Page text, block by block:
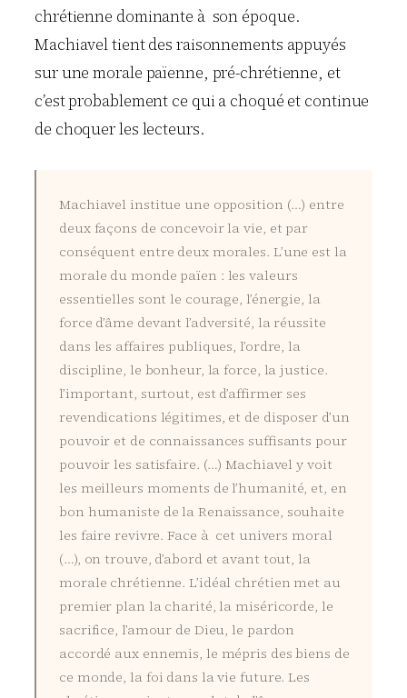
chrétienne dominante à son époque.
Machiavel tient des raisonnements appuyés
sur une morale païenne, pré-chrétienne, et
c’est probablement ce qui a choqué et continue
de choquer les lecteurs.
Machiavel institue une opposition (…) entre
deux façons de concevoir la vie, et par
conséquent entre deux morales. L’une est la
morale du monde païen : les valeurs
essentielles sont le courage, l’énergie, la
force d’âme devant l’adversité, la réussite
dans les affaires publiques, l’ordre, la
discipline, le bonheur, la force, la justice.
l’important, surtout, est d’affirmer ses
revendications légitimes, et de disposer d’un
pouvoir et de connaissances suffisants pour
pouvoir les satisfaire. (…) Machiavel y voit
les meilleurs moments de l’humanité, et, en
bon humaniste de la Renaissance, souhaite
les faire revivre. Face à cet univers moral
(…), on trouve, d’abord et avant tout, la
morale chrétienne. L’idéal chrétien met au
premier plan la charité, la miséricorde, le
sacrifice, l’amour de Dieu, le pardon
accordé aux ennemis, le mépris des biens de
ce monde, la foi dans la vie future. Les